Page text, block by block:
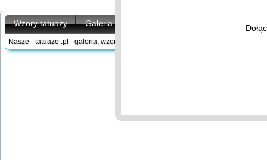
Wzory tatuaży Galeria tatuaży Znaczenie
Nasze - tatuaże .pl - galeria, wzory tatuaży